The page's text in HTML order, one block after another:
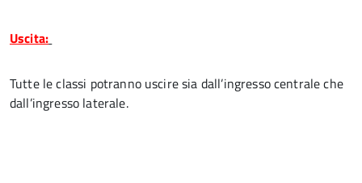
Uscita:
Tutte le classi potranno uscire sia dall’ingresso centrale che
dall’ingresso laterale.